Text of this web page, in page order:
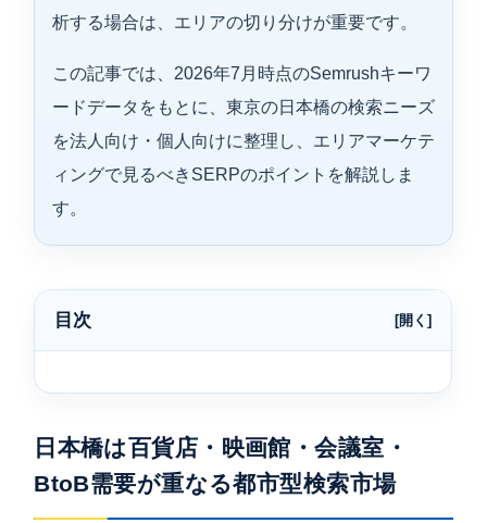
析する場合は、エリアの切り分けが重要です。
この記事では、2026年7月時点のSemrushキーワ
ードデータをもとに、東京の日本橋の検索ニーズ
を法人向け・個人向けに整理し、エリアマーケテ
ィングで見るべきSERPのポイントを解説しま
す。
目次
日本橋は百貨店・映画館・会議室・
BtoB需要が重なる都市型検索市場